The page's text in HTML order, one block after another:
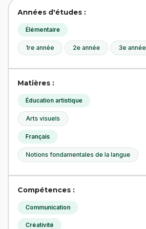
Années d'études :
Élémentaire
1re année 2e année 3e année
Matières :
Éducation artistique
Arts visuels
Français
Notions fondamentales de la langue
Compétences :
Communication
Créativité